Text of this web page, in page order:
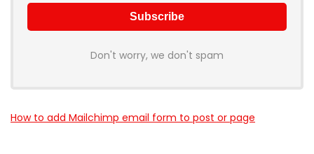
Don't worry, we don't spam
How to add Mailchimp email form to post or page